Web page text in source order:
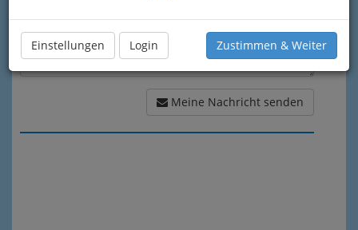
Einstellungen Login Zustimmen & Weiter
Meine Nachricht senden